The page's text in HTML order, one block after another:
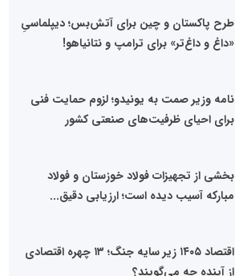
طرح پاکستان و چین برای آتش‌بس؛ دیپلماسیِ
«داغ و داغ‌تر» برای ترامپ و نتانیاهو!
نامه وزیر صمت به یونیدو؛ لزوم حمایت فنی
برای احیای ظرفیت‌های صنعتی کشور
بخشی از تجهیزات فولاد خوزستان و فولاد
مبارکه آسیب دیده است؛ ارزیابی دقیق...
اقتصاد ۱۴۰۵ زیر سایه جنگ؛ ۱۳ چهره اقتصادی
از آینده چه می‌گویند؟